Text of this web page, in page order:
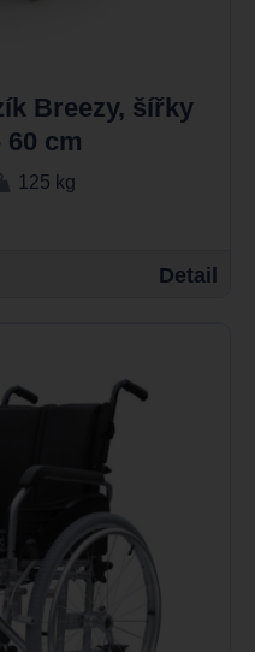
Breezy, šířky
60 cm
125 kg
Detail